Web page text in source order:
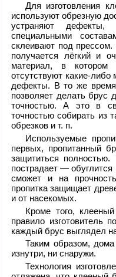
Для изготовления
используют обрезную
устраняют дефекты,
специальными
склеивают под прессом.
получается лёгкий и
материал, в котором
отсутствуют какие-либо
дефекты. В то же
позволяет делать брус
точностью. А это в
точностью собирать из
обрезков и т. п.
Используемые
первых, пропитанный
защититься
пострадает —
сможет и на
пропитка защищает
и от насекомых.
Кроме того,
правило изготовитель
каждый брус выглядел
Таким образом,
изнутри, ни снаружи.
Технология